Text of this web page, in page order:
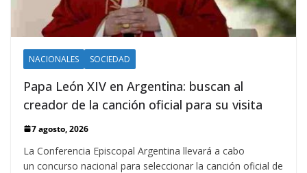
NACIONALES SOCIEDAD
Papa León XIV en Argentina: buscan al
creador de la canción oficial para su visita
7 agosto, 2026
La Conferencia Episcopal Argentina llevará a cabo
un concurso nacional para seleccionar la canción oficial de